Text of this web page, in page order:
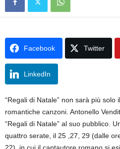
Facebook Twitter
LinkedIn
“Regali di Natale” non sarà più solo
romantiche canzoni. Antonello
“Regali di Natale” al suo pubblico.
quattro serate, il 25 ,27, 29 (dalle